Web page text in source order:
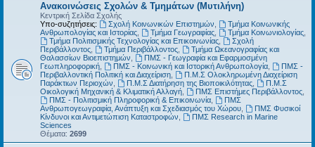
Ανακοινώσεις Σχολών & Τμημάτων (Μυτιλήνη)
Κεντρική Σελίδα Σχολής
Υπο-συζητήσεις:
Σχολή Κοινωνικών Επιστημών
Τμήμα Κοινωνικής
Ανθρωπολογίας και Ιστορίας
Τμήμα Γεωγραφίας, Τμήμα Κοινωνιολογίας,
Τμήμα Πολιτισμικής Τεχνολογίας και Επικοινωνίας,
Σχολή
Περιβάλλοντος
Τμήμα Περιβάλλοντος,
Τμήμα Ωκεανογραφίας και
Θαλασσίων Βιοεπιστημών
ΠΜΣ - Γεωγραφία και Εφαρμοσμένη
Γεωπληροφορική
ΠΜΣ - Κοινωνική και Ιστορική Ανθρωπολογία,
ΠΜΣ -
Περιβαλλοντική Πολιτική και Διαχείριση
Π.Μ.Σ Ολοκληρωμένη Διαχείριση
Παράκτιων Περιοχών
Π.Μ.Σ Διατήρηση της Βιοποικιλότητας,
Π.Μ.Σ
Οικολογική Μηχανική & Κλιματική Αλλαγή
ΠΜΣ Επιστήμες Περιβάλλοντος,
ΠΜΣ - Πολιτισμική Πληροφορική & Επικοινωνία,
ΠΜΣ
Ανθρωπογεωγραφία, Ανάπτυξη και Σχεδιασμός του Χώρου
ΠΜΣ Φυσικοί
Κίνδυνοι και Αντιμετώπιση Καταστροφών
ΠΜΣ Research in Marine
Sciences
Θέματα: 2699